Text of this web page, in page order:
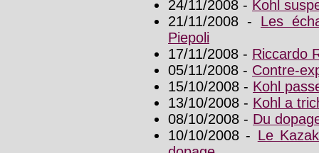
24/11/2008 - Kohl
21/11/2008 - Les
Piepoli
17/11/2008 - Riccardo
05/11/2008 - Contre-
15/10/2008 - Kohl
13/10/2008 - Kohl a
08/10/2008 - Du
10/10/2008 - Le